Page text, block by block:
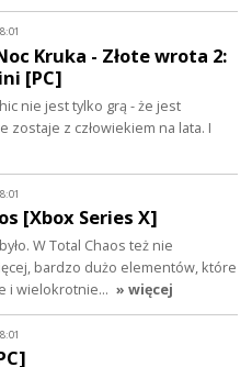
Kruka - Złote wrota 2:
[PC]
nie jest tylko grą - że jest
z człowiekiem na lata. I
[Xbox Series X]
W Total Chaos też nie
bardzo dużo elementów, które
i wielokrotnie… » więcej